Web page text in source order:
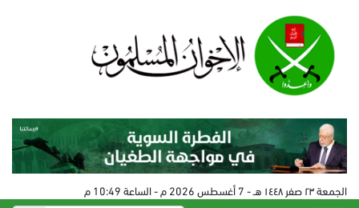
الجمعة ٢٣ صفر ١٤٤٨ هـ - 7 أغسطس 2026 م - الساعة 10:49 م